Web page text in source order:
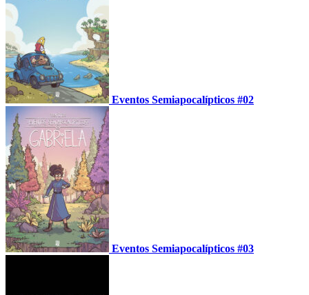
Eventos Semiapocalípticos #02
Eventos Semiapocalípticos #03